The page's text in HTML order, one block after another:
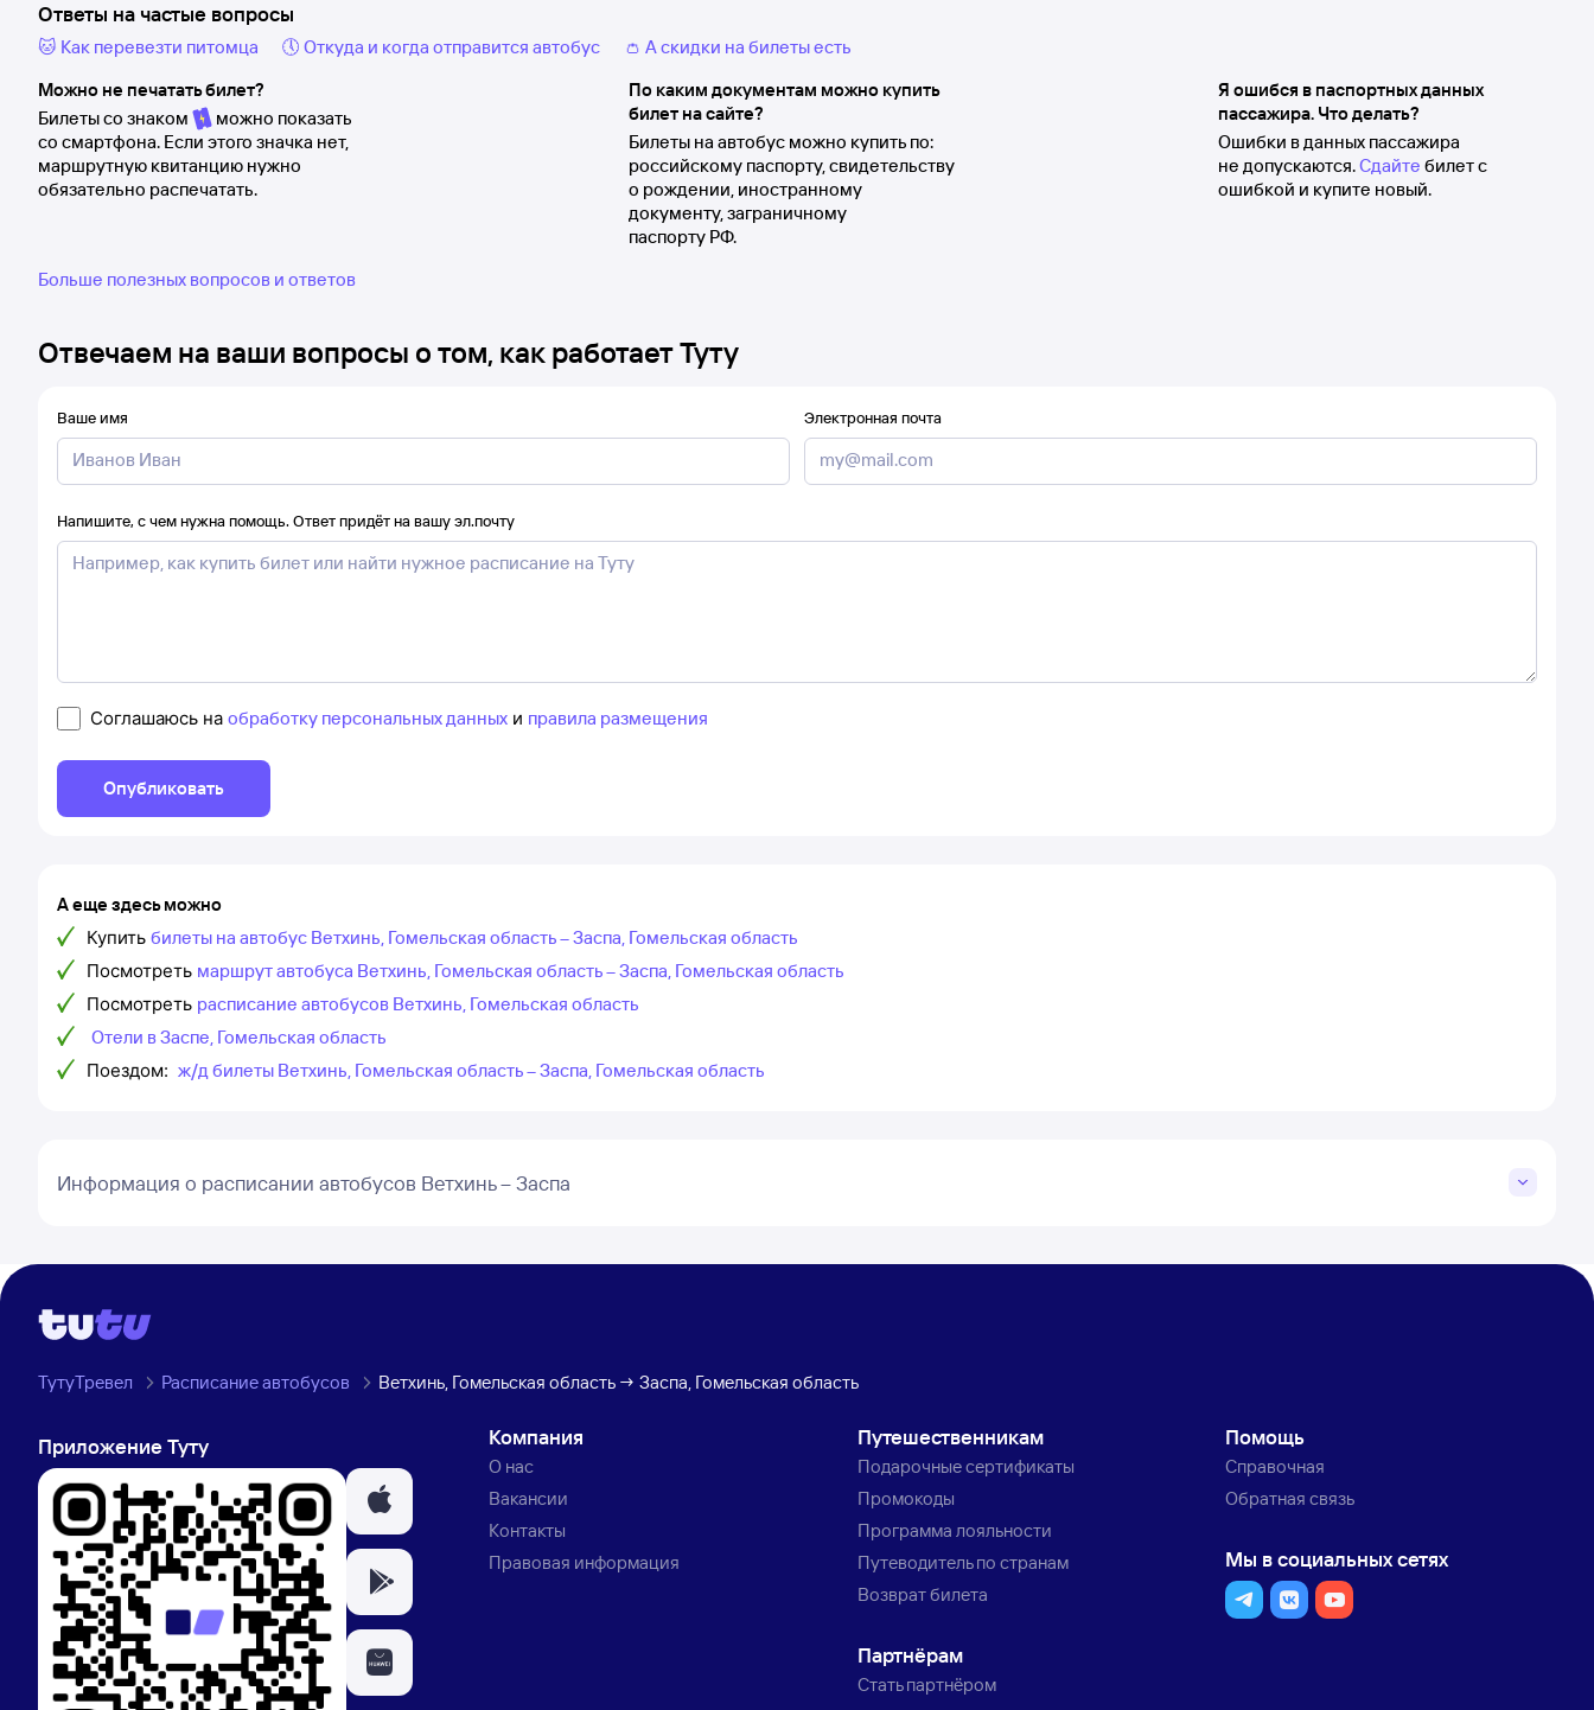
Ответы на частые вопросы
🐱 Как перевезти питомца 🕔 Откуда и когда отправится автобус
👛 А скидки на билеты есть
Можно не печатать билет?
Билеты со знаком
можно показать
со смартфона. Если этого значка нет,
маршрутную квитанцию нужно
обязательно распечатать.
По каким документам можно купить
билет на сайте?
Билеты на автобус можно купить по:
российскому паспорту, свидетельству
о рождении, иностранному
документу, заграничному
паспорту РФ.
Я ошибся в паспортных данных
пассажира. Что делать?
Ошибки в данных пассажира
не допускаются.Сдайте билет с
ошибкой и купите новый.
Больше полезных вопросов и ответов
Отвечаем на ваши вопросы о том, как работает Туту
Ваше имя Электронная почта
Напишите, с чем нужна помощь. Ответ придёт на вашу эл.почту
Соглашаюсь на обработку персональных данных и правила размещения
Опубликовать
А еще здесь можно
Купить билеты на автобус Ветхинь, Гомельская область – Заспа, Гомельская область
Посмотреть маршрут автобуса Ветхинь, Гомельская область – Заспа, Гомельская область
Посмотреть расписание автобусов Ветхинь, Гомельская область
Отели в Заспе, Гомельская область
Поездом: ж/д билеты Ветхинь, Гомельская область – Заспа, Гомельская область
Информация о расписании автобусов Ветхинь – Заспа
ТутуТревел Расписание автобусов Ветхинь, Гомельская область → Заспа, Гомельская область
Приложение Туту Компания
О нас
Вакансии
Контакты
Правовая информация
Путешественникам
Подарочные сертификаты
Промокоды
Программа лояльности
Путеводитель по странам
Возврат билета
Партнёрам
Стать партнёром
Помощь
Справочная
Обратная связь
Мы в социальных сетях